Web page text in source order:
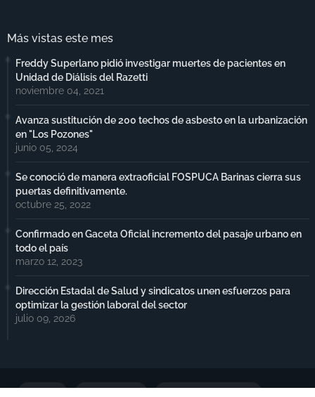
Más vistas este mes
Freddy Superlano pidió investigar muertes de pacientes en
Unidad de Diálisis del Razetti
noviembre 04, 2021
Avanza sustitución de 200 techos de asbesto en la urbanización
en "Los Pozones"
junio 05, 2024
Se conoció de manera extraoficial FOSPUCA Barinas cierra sus
puertas definitivamente.
octubre 25, 2022
Confirmado en Gaceta Oficial incremento del pasaje urbano en
todo el país
marzo 12, 2023
Dirección Estadal de Salud y sindicatos unen esfuerzos para
optimizar la gestión laboral del sector
julio 09, 2026